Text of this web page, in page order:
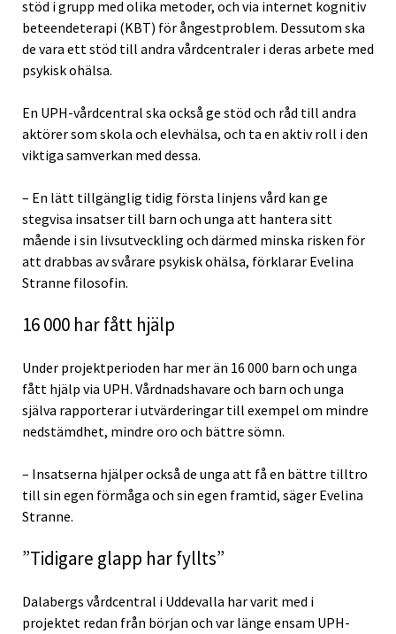
stöd i grupp med olika metoder, och via internet kognitiv
beteendeterapi (KBT) för ångestproblem. Dessutom ska
de vara ett stöd till andra vårdcentraler i deras arbete med
psykisk ohälsa.
En UPH-vårdcentral ska också ge stöd och råd till andra
aktörer som skola och elevhälsa, och ta en aktiv roll i den
viktiga samverkan med dessa.
– En lätt tillgänglig tidig första linjens vård kan ge
stegvisa insatser till barn och unga att hantera sitt
mående i sin livsutveckling och därmed minska risken för
att drabbas av svårare psykisk ohälsa, förklarar Evelina
Stranne filosofin.
16 000 har fått hjälp
Under projektperioden har mer än 16 000 barn och unga
fått hjälp via UPH. Vårdnadshavare och barn och unga
själva rapporterar i utvärderingar till exempel om mindre
nedstämdhet, mindre oro och bättre sömn.
– Insatserna hjälper också de unga att få en bättre tilltro
till sin egen förmåga och sin egen framtid, säger Evelina
Stranne.
”Tidigare glapp har fyllts”
Dalabergs vårdcentral i Uddevalla har varit med i
projektet redan från början och var länge ensam UPH-